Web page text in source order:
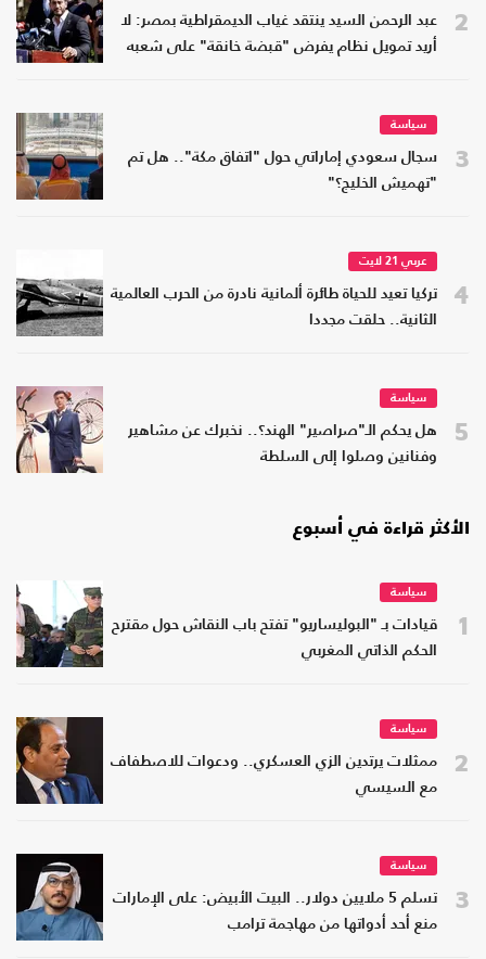
2
عبد الرحمن السيد ينتقد غياب الديمقراطية بمصر: لا
أريد تمويل نظام يفرض "قبضة خانقة" على شعبه
3
سياسة
سجال سعودي إماراتي حول "اتفاق مكة".. هل تم
"تهميش الخليج؟"
4
عربي 21 لايت
تركيا تعيد للحياة طائرة ألمانية نادرة من الحرب العالمية
الثانية.. حلقت مجددا
5
سياسة
هل يحكم الـ"صراصير" الهند؟.. نخبرك عن مشاهير
وفنانين وصلوا إلى السلطة
الأكثر قراءة في أسبوع
1
سياسة
قيادات بـ "البوليساريو" تفتح باب النقاش حول مقترح
الحكم الذاتي المغربي
2
سياسة
ممثلات يرتدين الزي العسكري.. ودعوات للاصطفاف
مع السيسي
3
سياسة
تسلم 5 ملايين دولار.. البيت الأبيض: على الإمارات
منع أحد أدواتها من مهاجمة ترامب